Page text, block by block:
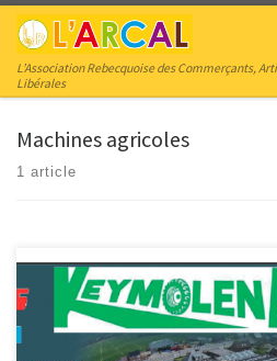
Skip to content
L’Association Rebecquoise des Commerçants,
Libérales
Machines agricoles
1 article
Keymolen Agri S.A. Ventre/réparation/